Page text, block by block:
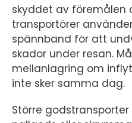
skyddet av föremålen
transportörer
spännband för att
skador under resan.
mellanlagring om
inte sker samma dag.
Större